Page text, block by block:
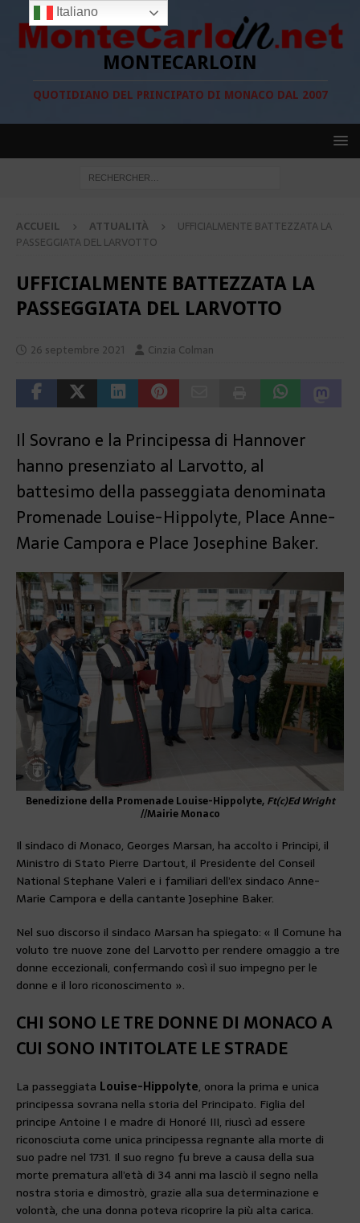
MONTECARLOIN
QUOTIDIANO DEL PRINCIPATO DI MONACO DAL 2007
ACCUEIL ATTUALITÀ
UFFICIALMENTE BATTEZZATA LA
PASSEGGIATA DEL LARVOTTO
UFFICIALMENTE BATTEZZATA LA
PASSEGGIATA DEL LARVOTTO
26 septembre 2021 Cinzia Colman
Il Sovrano e la Principessa di Hannover
hanno presenziato al Larvotto, al
battesimo della passeggiata denominata
Promenade Louise-Hippolyte, Place Anne-
Marie Campora e Place Josephine Baker.
Benedizione della Promenade Louise-Hippolyte, Ft(c)Ed Wright
//Mairie Monaco
Il sindaco di Monaco, Georges Marsan, ha accolto i Principi, il
Ministro di Stato Pierre Dartout, il Presidente del Conseil
National Stephane Valeri e i familiari dell’ex sindaco Anne-
Marie Campora e della cantante Josephine Baker.
Nel suo discorso il sindaco Marsan ha spiegato: « Il Comune ha
voluto tre nuove zone del Larvotto per rendere omaggio a tre
donne eccezionali, confermando così il suo impegno per le
donne e il loro riconoscimento ».
CHI SONO LE TRE DONNE DI MONACO A
CUI SONO INTITOLATE LE STRADE
La passeggiata Louise-Hippolyte, onora la prima e unica
principessa sovrana nella storia del Principato. Figlia del
principe Antoine I e madre di Honoré III, riuscì ad essere
riconosciuta come unica principessa regnante alla morte di
suo padre nel 1731. Il suo regno fu breve a causa della sua
morte prematura all’età di 34 anni ma lasciò il segno nella
nostra storia e dimostrò, grazie alla sua determinazione e
volontà, che una donna poteva ricoprire la più alta carica.
Italiano